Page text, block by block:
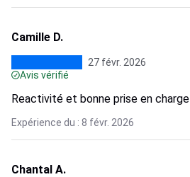
Camille D.
27 févr. 2026
Avis vérifié
Reactivité et bonne prise en charge
Expérience du : 8 févr. 2026
Chantal A.